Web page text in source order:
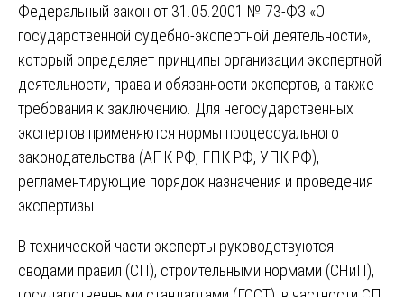
Федеральный закон от 31.05.2001 № 73-ФЗ «О
государственной судебно-экспертной деятельности»,
который определяет принципы организации экспертной
деятельности, права и обязанности экспертов, а также
требования к заключению. Для негосударственных
экспертов применяются нормы процессуального
законодательства (АПК РФ, ГПК РФ, УПК РФ),
регламентирующие порядок назначения и проведения
экспертизы.
В технической части эксперты руководствуются
сводами правил (СП), строительными нормами (СНиП),